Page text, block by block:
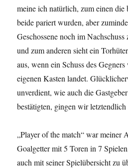
meine ich natürlich, zum einen die
beide pariert wurden, aber
Geschossene noch im
und zum anderen sieht ein
aus, wenn ein Schuss des
eigenen Kasten landet.
unverdient, wie auch die
bestätigten, gingen wir
„Player of the match“ war meiner
Goalgetter mit 5 Toren in 7
auch mit seiner Spielübersicht zu